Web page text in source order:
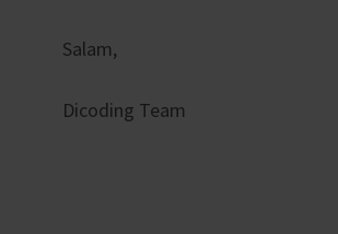
Salam,
Dicoding Team